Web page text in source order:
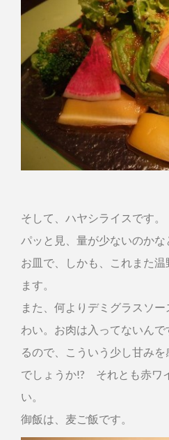
そして、ハヤシライスです。
パッと見、量が少ないのか
お皿で、しかも、これまた
ます。
また、何よりデミグラスソ
わい。お肉は入ってないん
るので、こういう少し甘み
でしょうか!? それとも赤ワ
い。
御飯は、麦ご飯です。